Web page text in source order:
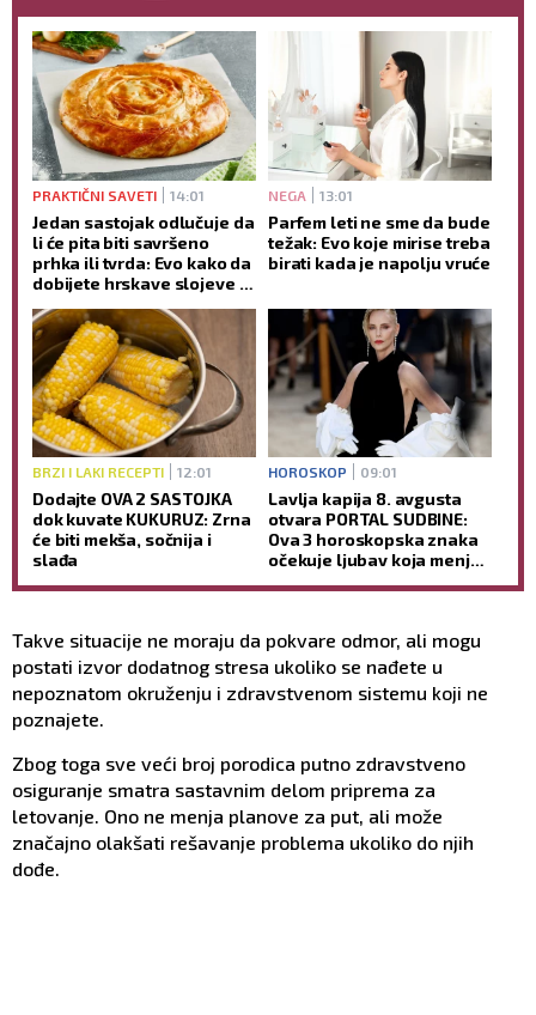
PRAKTIČNI SAVETI 14:01
Jedan sastojak odlučuje da
li će pita biti savršeno
prhka ili tvrda: Evo kako da
dobijete hrskave slojeve -
NEGA 13:01
Parfem leti ne sme da bude
težak: Evo koje mirise treba
birati kada je napolju vruće
BRZI I LAKI RECEPTI 12:01
Dodajte OVA 2 SASTOJKA
dok kuvate KUKURUZ: Zrna
će biti mekša, sočnija i
slađa
HOROSKOP 09:01
Lavlja kapija 8. avgusta
otvara PORTAL SUDBINE:
Ova 3 horoskopska znaka
očekuje ljubav koja menja
Takve situacije ne moraju da pokvare odmor, ali mogu
postati izvor dodatnog stresa ukoliko se nađete u
nepoznatom okruženju i zdravstvenom sistemu koji ne
poznajete.
Zbog toga sve veći broj porodica putno zdravstveno
osiguranje smatra sastavnim delom priprema za
letovanje. Ono ne menja planove za put, ali može
značajno olakšati rešavanje problema ukoliko do njih
dođe.